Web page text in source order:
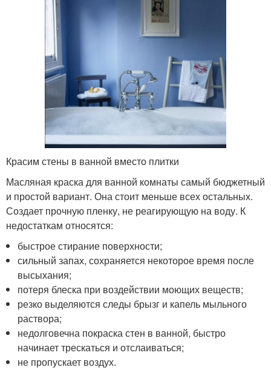
Красим стены в ванной вместо плитки
Масляная краска для ванной комнаты самый бюджетный
и простой вариант. Она стоит меньше всех остальных.
Создает прочную пленку, не реагирующую на воду. К
недостаткам относятся:
быстрое стирание поверхности;
сильный запах, сохраняется некоторое время после
высыхания;
потеря блеска при воздействии моющих веществ;
резко выделяются следы брызг и капель мыльного
раствора;
недолговечна покраска стен в ванной, быстро
начинает трескаться и отслаиваться;
не пропускает воздух.